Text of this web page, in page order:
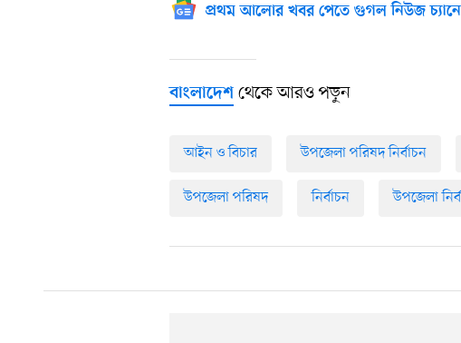
প্রথম আলোর খবর পেতে গুগল নিউজ
বাংলাদেশ থেকে আরও পড়ুন
আইন ও বিচার উপজেলা পরিষদ নির্বাচন
উপজেলা পরিষদ নির্বাচন উপজেলা